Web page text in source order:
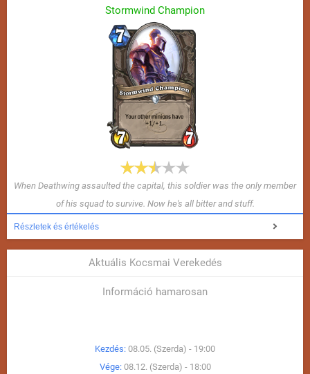
Stormwind Champion
When Deathwing assaulted the capital, this soldier was the only member
of his squad to survive. Now he's all bitter and stuff.
Részletek és értékelés
Aktuális Kocsmai Verekedés
Információ hamarosan
Kezdés: 08.05. (Szerda) - 19:00
Vége: 08.12. (Szerda) - 18:00